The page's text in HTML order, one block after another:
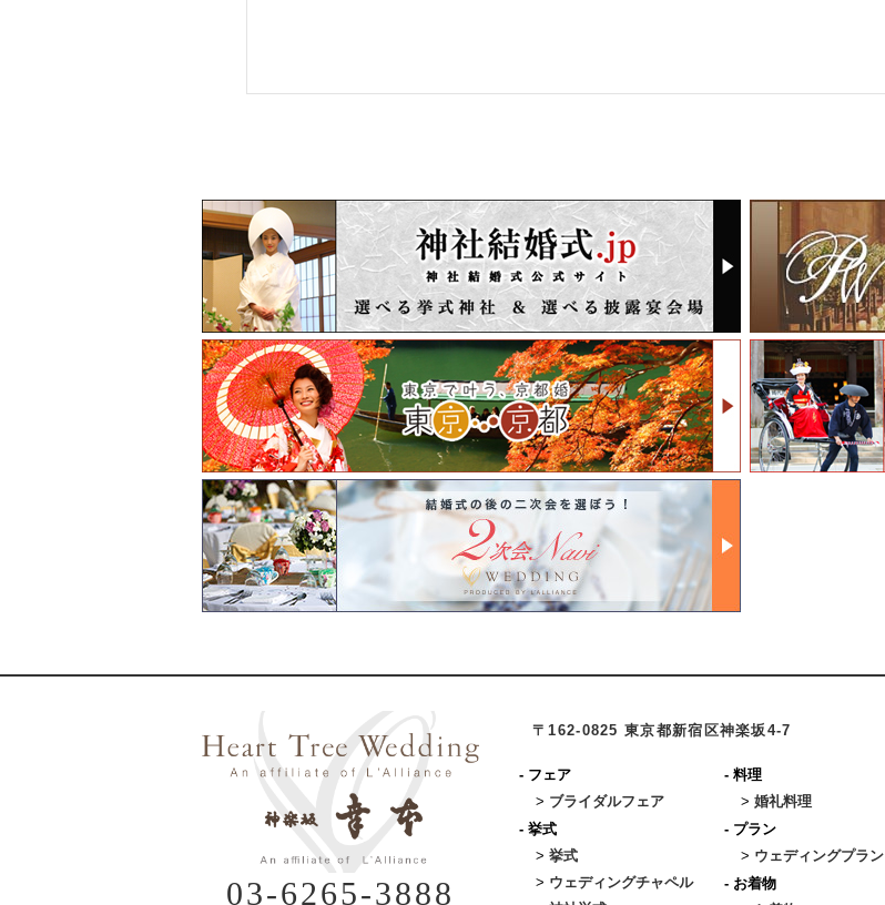
03-6265-3888
〒162-0825 東京都新宿区神楽坂4-7
- フェア
> ブライダルフェア
- 挙式
> 挙式
> ウェディングチャペル
- 料理
> 婚礼料理
- プラン
> ウェディングプラン
- お着物